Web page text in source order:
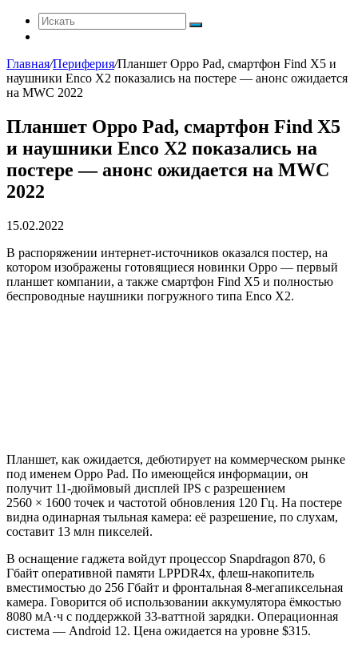
Искать
Главная/Периферия/Планшет Oppo Pad, смартфон Find X5 и
наушники Enco X2 показались на постере — анонс ожидается
на MWC 2022
Планшет Oppo Pad, смартфон Find X5
и наушники Enco X2 показались на
постере — анонс ожидается на MWC
2022
15.02.2022
В распоряжении интернет-источников оказался постер, на
котором изображены готовящиеся новинки Oppo — первый
планшет компании, а также смартфон Find X5 и полностью
беспроводные наушники погружного типа Enco X2.
Планшет, как ожидается, дебютирует на коммерческом рынке
под именем Oppo Pad. По имеющейся информации, он
получит 11-дюймовый дисплей IPS с разрешением
2560 × 1600 точек и частотой обновления 120 Гц. На постере
видна одинарная тыльная камера: её разрешение, по слухам,
составит 13 млн пикселей.
В оснащение гаджета войдут процессор Snapdragon 870, 6
Гбайт оперативной памяти LPPDR4x, флеш-накопитель
вместимостью до 256 Гбайт и фронтальная 8-мегапиксельная
камера. Говорится об использовании аккумулятора ёмкостью
8080 мА·ч с поддержкой 33-ваттной зарядки. Операционная
система — Android 12. Цена ожидается на уровне $315.